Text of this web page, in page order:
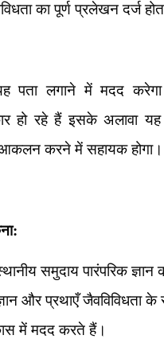
का पूर्ण प्रलेखन दर्ज
पता लगाने में मदद
हो रहे हैं इसके अलावा यह
करने में सहायक होगा।
समुदाय पारंपरिक ज्ञान
और प्रथाएँ जैवविविधता के
में मदद करते हैं।